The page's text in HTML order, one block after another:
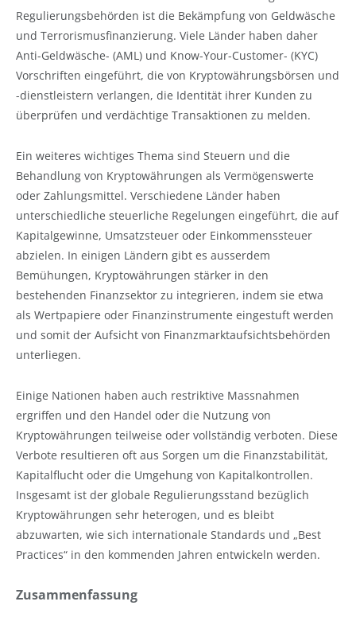
Regulierungsbehörden ist die Bekämpfung von Geldwäsche
und Terrorismusfinanzierung. Viele Länder haben daher
Anti-Geldwäsche- (AML) und Know-Your-Customer- (KYC)
Vorschriften eingeführt, die von Kryptowährungsbörsen und
-dienstleistern verlangen, die Identität ihrer Kunden zu
überprüfen und verdächtige Transaktionen zu melden.
Ein weiteres wichtiges Thema sind Steuern und die
Behandlung von Kryptowährungen als Vermögenswerte
oder Zahlungsmittel. Verschiedene Länder haben
unterschiedliche steuerliche Regelungen eingeführt, die auf
Kapitalgewinne, Umsatzsteuer oder Einkommenssteuer
abzielen. In einigen Ländern gibt es ausserdem
Bemühungen, Kryptowährungen stärker in den
bestehenden Finanzsektor zu integrieren, indem sie etwa
als Wertpapiere oder Finanzinstrumente eingestuft werden
und somit der Aufsicht von Finanzmarktaufsichtsbehörden
unterliegen.
Einige Nationen haben auch restriktive Massnahmen
ergriffen und den Handel oder die Nutzung von
Kryptowährungen teilweise oder vollständig verboten. Diese
Verbote resultieren oft aus Sorgen um die Finanzstabilität,
Kapitalflucht oder die Umgehung von Kapitalkontrollen.
Insgesamt ist der globale Regulierungsstand bezüglich
Kryptowährungen sehr heterogen, und es bleibt
abzuwarten, wie sich internationale Standards und „Best
Practices“ in den kommenden Jahren entwickeln werden.
Zusammenfassung